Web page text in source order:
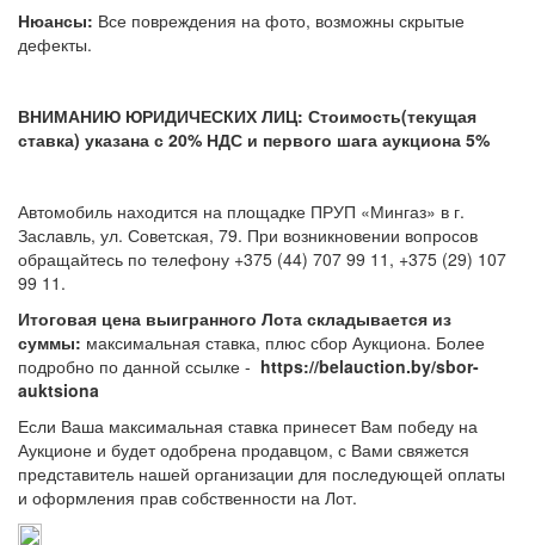
Нюансы: Все повреждения на фото, возможны скрытые
дефекты.
ВНИМАНИЮ ЮРИДИЧЕСКИХ ЛИЦ: Стоимость(текущая
ставка) указана с 20% НДС и первого шага аукциона 5%
Автомобиль находится на площадке ПРУП «Мингаз» в г.
Заславль, ул. Советская, 79. При возникновении вопросов
обращайтесь по телефону +375 (44) 707 99 11, +375 (29) 107
99 11.
Итоговая цена выигранного Лота складывается из
суммы: максимальная ставка, плюс сбор Аукциона. Более
подробно по данной ссылке - https://belauction.by/sbor-
auktsiona
Если Ваша максимальная ставка принесет Вам победу на
Аукционе и будет одобрена продавцом, с Вами свяжется
представитель нашей организации для последующей оплаты
и оформления прав собственности на Лот.